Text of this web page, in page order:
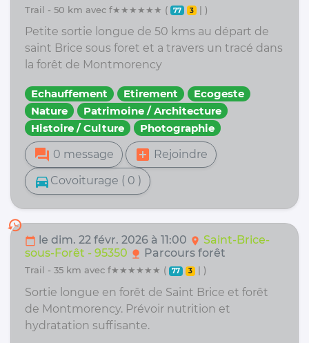
trail - 50 km avec f★★★★★★ ( 77 3 | )
Petite sortie longue de 50 kms au départ de
saint Brice sous foret et a travers un tracé dans
la forêt de Montmorency
Echauffement Etirement
Ecogeste
Nature
Patrimoine / Architecture
Histoire / Culture
Photographie
forum 0 message add_box Rejoindre
directions_car Covoiturage ( 0 )
history
calendar_today le dim. 22 févr. 2026 à 11:00 location_on Saint-Brice-
sous-Forêt - 95350 nature Parcours forêt
trail - 35 km avec f★★★★★★ ( 77 3 | )
Sortie longue en forêt de Saint Brice et forêt
de Montmorency. Prévoir nutrition et
hydratation suffisante.